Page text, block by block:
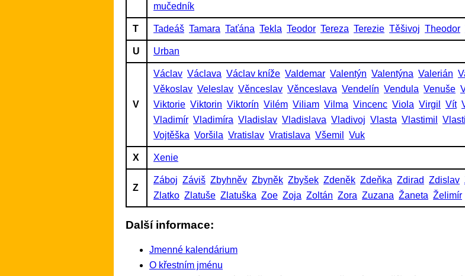
mučedník
T Tadeáš Tamara Taťána Tekla Teodor Tereza Terezie Těšivoj Theodor
U Urban
V
Václav Václava Václav kníže Valdemar Valentýn Valentýna Valerián
Věkoslav Veleslav Věnceslav Věnceslava Vendelín Vendula Venuše
Viktorie Viktorin Viktorín Vilém Viliam Vilma Vincenc Viola Virgil Vít
Vladimír Vladimíra Vladislav Vladislava Vladivoj Vlasta Vlastimil
Vojtěška Voršila Vratislav Vratislava Všemil Vuk
X Xenie
Z
Záboj Záviš Zbyhněv Zbyněk Zbyšek Zdeněk Zdeňka Zdirad Zdislav
Zlatko Zlatuše Zlatuška Zoe Zoja Zoltán Zora Zuzana Žaneta Želimír
Další informace:
Jmenné kalendárium
O křestním jménu